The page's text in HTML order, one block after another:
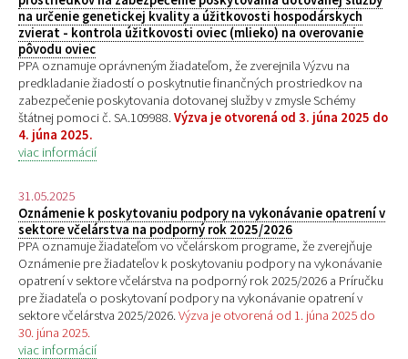
na určenie genetickej kvality a úžitkovosti hospodárskych
zvierat - kontrola úžitkovosti oviec (mlieko) na overovanie
pôvodu oviec
PPA oznamuje oprávneným žiadateľom, že zverejnila Výzvu na
predkladanie žiadostí o poskytnutie finančných prostriedkov na
zabezpečenie poskytovania dotovanej služby v zmysle Schémy
štátnej pomoci č. SA.109988.Výzva je otvorená od 3. júna 2025 do
4. júna 2025.
viac informácií
31.05.2025
Oznámenie k poskytovaniu podpory na vykonávanie opatrení v
sektore včelárstva na podporný rok 2025/2026
PPA oznamuje žiadateľom vo včelárskom programe, že zverejňuje
Oznámenie pre žiadateľov k poskytovaniu podpory na vykonávanie
opatrení v sektore včelárstva na podporný rok 2025/2026 a Príručku
pre žiadateľa o poskytovaní podpory na vykonávanie opatrení v
sektore včelárstva 2025/2026.Výzva je otvorená od 1. júna 2025 do
30. júna 2025.
viac informácií